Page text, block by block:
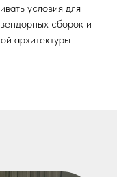
условия для
сборок и
архитектуры